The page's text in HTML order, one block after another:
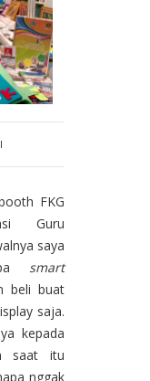
FKG
Guru
saya
smart
beli buat
saja.
kepada
saat itu
nggak